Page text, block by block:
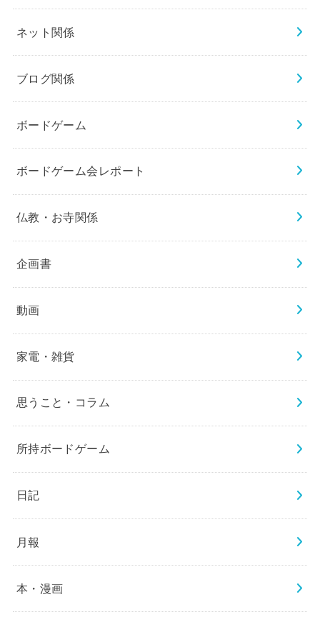
ネット関係
ブログ関係
ボードゲーム
ボードゲーム会レポート
仏教・お寺関係
企画書
動画
家電・雑貨
思うこと・コラム
所持ボードゲーム
日記
月報
本・漫画